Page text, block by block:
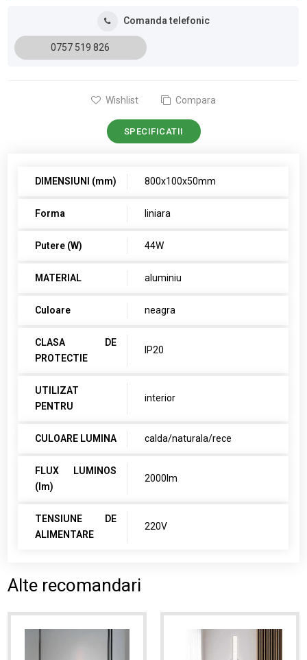
Comanda telefonic
0757 519 826
Wishlist Compara
SPECIFICATII
DIMENSIUNI (mm) 800x100x50mm
Forma liniara
Putere (W) 44W
MATERIAL aluminiu
Culoare neagra
CLASA DE
PROTECTIE
IP20
UTILIZAT
PENTRU
interior
CULOARE LUMINA calda/naturala/rece
FLUX LUMINOS
(lm)
2000lm
TENSIUNE DE
ALIMENTARE
220V
Alte recomandari